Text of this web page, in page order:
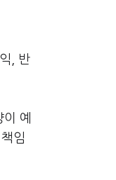
, 반
예
임